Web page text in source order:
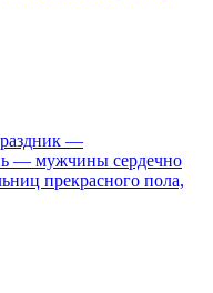
—
— мужчины сердечно
прекрасного пола,